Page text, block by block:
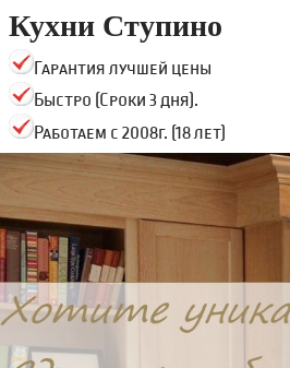
Кухни Ступино
Гарантия лучшей цены
Быстро (Сроки 3 дня).
Работаем с 2008г. (18 лет)